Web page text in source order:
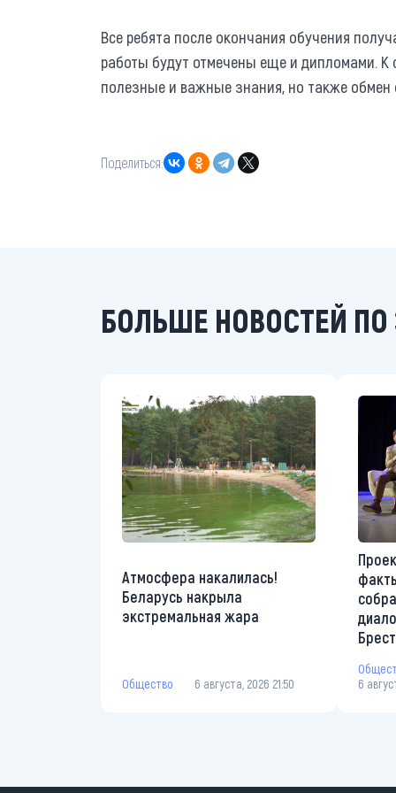
Все ребята после окончания обучения
работы будут отмечены еще и дипломами. К
полезные и важные знания, но также
Поделиться:
БОЛЬШЕ НОВОСТЕЙ
Атмосфера накалилась!
Беларусь накрыла
экстремальная жара
Общество 6 августа, 2026 21:50
6